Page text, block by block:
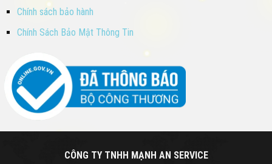
Chính sách bảo hành
Chính Sách Bảo Mật Thông Tin
CÔNG TY TNHH MẠNH AN SERVICE